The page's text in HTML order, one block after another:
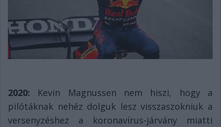
2020: Kevin Magnussen nem hiszi, hogy a
pilótáknak nehéz dolguk lesz visszaszokniuk a
versenyzéshez a koronavírus-járvány miatti